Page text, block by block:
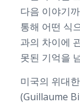
다음 이야기
통해 어떤 식
과의 차이에
못된 기억을
미국의 위대
(Guillaume